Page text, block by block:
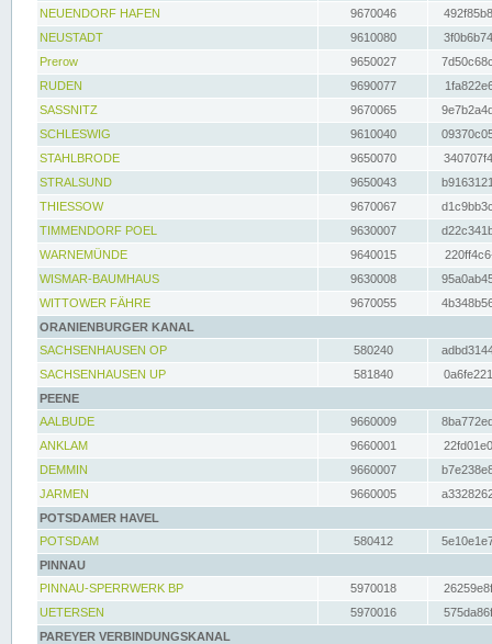
NEUENDORF HAFEN
9670046
NEUSTADT
9610080
Prerow
9650027
RUDEN
9690077
SASSNITZ
9670065
SCHLESWIG
9610040
STAHLBRODE
9650070
STRALSUND
9650043
THIESSOW
9670067
TIMMENDORF POEL
9630007
WARNEMÜNDE
9640015
WISMAR-BAUMHAUS
9630008
WITTOWER FÄHRE
9670055
ORANIENBURGER KANAL
SACHSENHAUSEN OP
580240
SACHSENHAUSEN UP
581840
PEENE
AALBUDE
9660009
ANKLAM
9660001
DEMMIN
9660007
JARMEN
9660005
POTSDAMER HAVEL
POTSDAM
580412
PINNAU
PINNAU-SPERRWERK BP
5970018
UETERSEN
5970016
PAREYER VERBINDUNGSKANAL